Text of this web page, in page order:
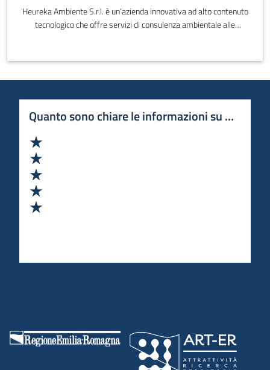
Heureka Ambiente S.r.l. è un’azienda innovativa ad alto contenuto
tecnologico che offre servizi di consulenza ambientale alle
ambientale sugli inquinamenti, consulenza ai sensi del testo
unico ambientale, investigazione sulla origine dell’inquinamento,
brevetti nel settore sicurezza e ambiente.
Quanto sono chiare le informazioni su questa